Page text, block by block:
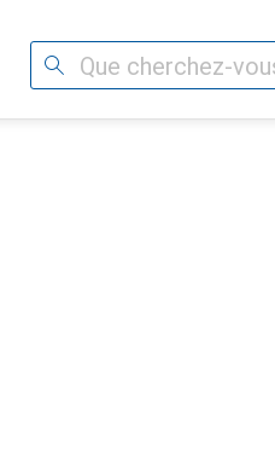
Recherche